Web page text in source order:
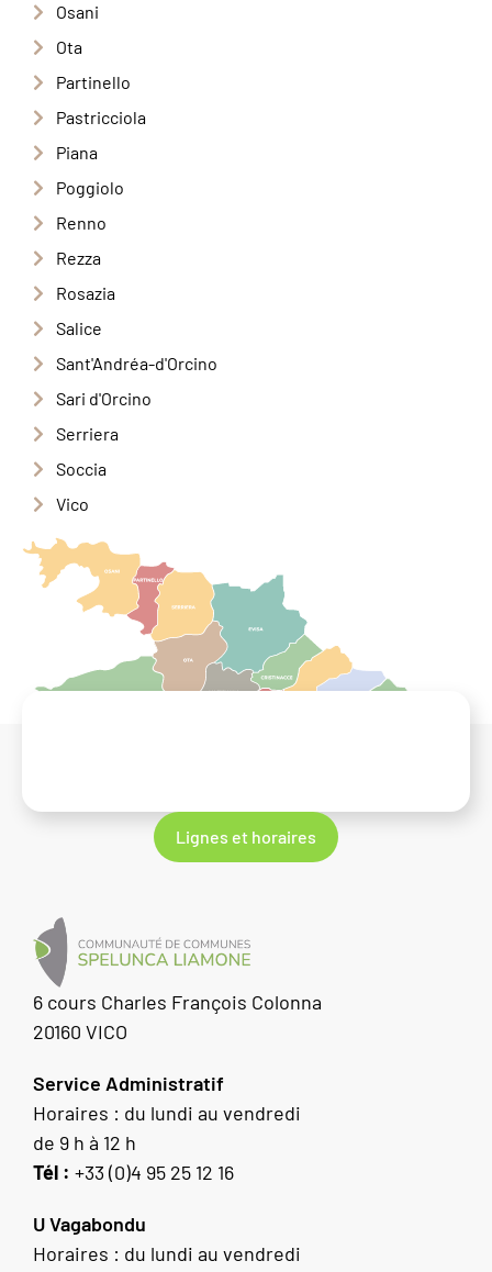
Osani
Ota
Partinello
Pastricciola
Piana
Poggiolo
Renno
Rezza
Rosazia
Salice
Sant'Andréa-d'Orcino
Sari d'Orcino
Serriera
Soccia
Vico
Lignes et horaires
6 cours Charles François Colonna
20160 VICO
Service Administratif
Horaires : du lundi au vendredi
de 9 h à 12 h
Tél : +33 (0)4 95 25 12 16
U Vagabondu
Horaires : du lundi au vendredi